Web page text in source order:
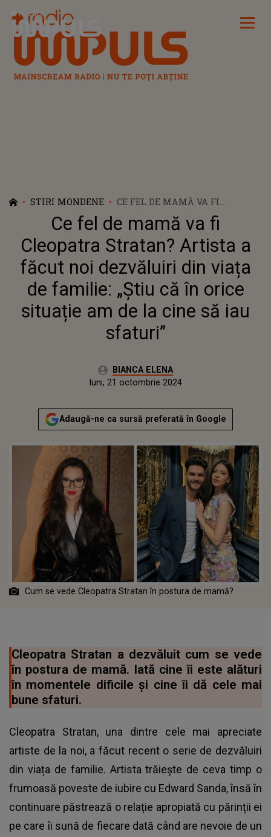
Radio Impuls
STIRI MONDENE
CE FEL DE MAMĂ VA FI
CLEOPATRA STRATAN? ARTISTA
A FĂCUT NOI DEZVĂLUIRI DIN
VIAȚA DE FAMILIE: „ȘTIU CĂ ÎN
ORICE SITUAȚIE AM DE LA CINE
SĂ IAU SFATURI”
Ce fel de mamă va fi
Cleopatra Stratan? Artista a
făcut noi dezvăluiri din viața
de familie: „Știu că în orice
situație am de la cine să iau
sfaturi”
Autor:BIANCA ELENA
Publicat:
luni, 21 octombrie 2024
Adaugă-ne ca sursă preferată în Google
Cum se vede Cleopatra Stratan în postura de mamă?
Cleopatra Stratan a dezvăluit cum se vede
în postura de mamă. Iată cine îi este alături
în momentele dificile și cine îi dă cele mai
bune sfaturi.
Cleopatra Stratan, una dintre cele mai apreciate
artiste de la noi, a făcut recent o serie de dezvăluiri
din viața de familie. Artista trăiește de ceva timp o
frumoasă poveste de iubire cu Edward Sanda, însă în
continuare păstrează o relație apropiată cu părinții ei
pe care îi sună de fiecare dată când are nevoie de un